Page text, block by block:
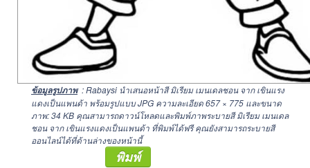
ข้อมูลรูปภาพ : Rabaysi นำเสนอหน้าสี มิเรียม เมนเดลชอน จาก เขินแรง
แดงเป็นแพนด้า พร้อมรูปแบบ JPG ความละเอียด657 × 775 และขนาด
ภาพ: 34 KB คุณสามารถดาวน์โหลดและพิมพ์ภาพระบายสี มิเรียม เมนเดล
ชอน จาก เขินแรงแดงเป็นแพนด้า ที่พิมพ์ได้ฟรี คุณยังสามารถระบายสี
ออนไลน์ได้ที่ด้านล่างของหน้านี้
พิมพ์